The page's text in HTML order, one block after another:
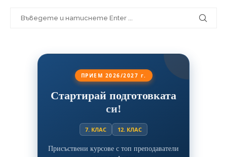
ПРИЕМ 2026/2027 г.
Стартирай подготовката
си!
7. КЛАС 12. КЛАС
Присъствени курсове с топ преподаватели